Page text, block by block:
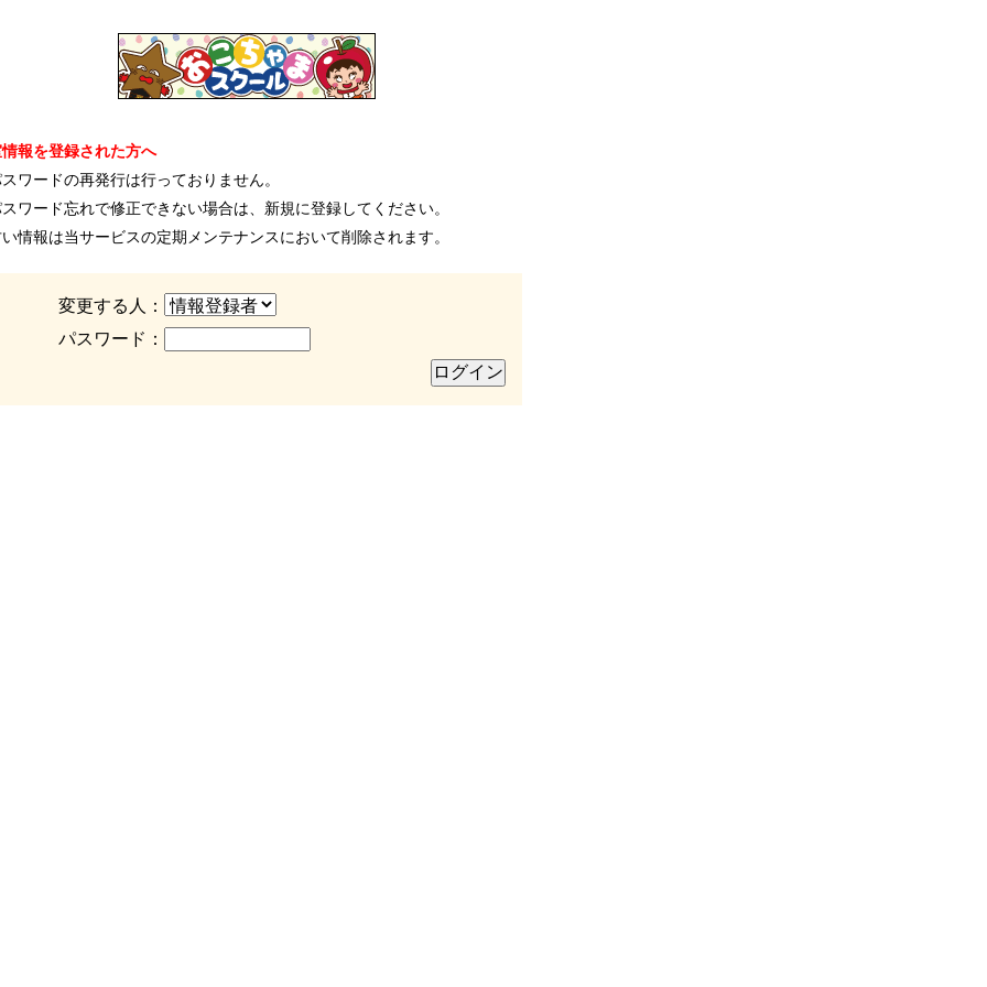
報を登録された方へ
スワードの再発行は行っておりません。
スワード忘れで修正できない場合は、新規に登録してください。
い情報は当サービスの定期メンテナンスにおいて削除されます。
変更する人：
パスワード：